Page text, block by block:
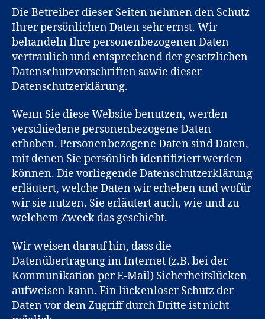
Die Betreiber dieser Seiten nehmen den Schutz
Ihrer persönlichen Daten sehr ernst. Wir
behandeln Ihre personenbezogenen Daten
vertraulich und entsprechend der gesetzlichen
Datenschutzvorschriften sowie dieser
Datenschutzerklärung.
Wenn Sie diese Website benutzen, werden
verschiedene personenbezogene Daten
erhoben. Personenbezogene Daten sind Daten,
mit denen Sie persönlich identifiziert werden
können. Die vorliegende Datenschutzerklärung
erläutert, welche Daten wir erheben und wofür
wir sie nutzen. Sie erläutert auch, wie und zu
welchem Zweck das geschieht.
Wir weisen darauf hin, dass die
Datenübertragung im Internet (z.B. bei der
Kommunikation per E-Mail) Sicherheitslücken
aufweisen kann. Ein lückenloser Schutz der
Daten vor dem Zugriff durch Dritte ist nicht